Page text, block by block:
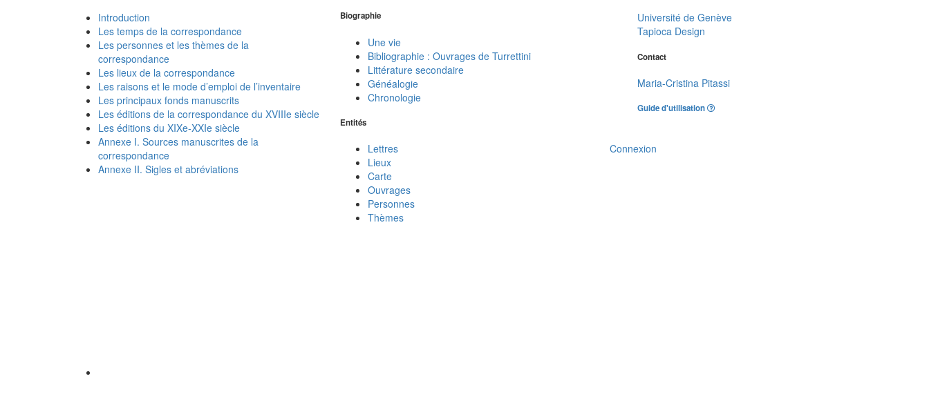
Introduction
Les temps de la correspondance
Les personnes et les thèmes de la
correspondance
Les lieux de la correspondance
Les raisons et le mode d’emploi de l’inventaire
Les principaux fonds manuscrits
Les éditions de la correspondance du XVIIIe siècle
Les éditions du XIXe-XXIe siècle
Annexe I. Sources manuscrites de la
correspondance
Annexe II. Sigles et abréviations
Biographie
Une vie
Bibliographie : Ouvrages de Turrettini
Littérature secondaire
Généalogie
Chronologie
Entités
Lettres
Lieux
Carte
Ouvrages
Personnes
Thèmes
Université de Genève
Tapioca Design
Contact
Maria-Cristina Pitassi
Guide d'utilisation
Connexion